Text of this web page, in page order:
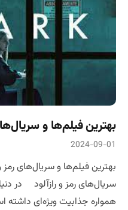
بهترین فیلم‌ها و
2024-09-01
بهترین فیلم‌ها و سریال‌های رمز
سریال‌های رمز و رازآلود در
همواره جذابیت ویژه‌ای داشته